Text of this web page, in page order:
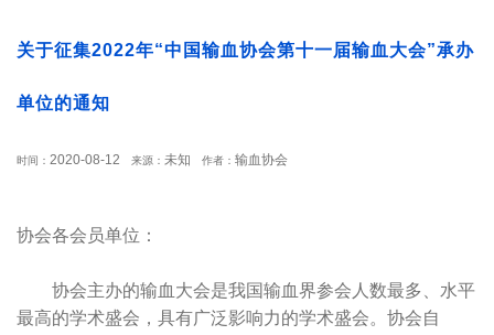
关于征集2022年“中国输血协会第十一届输血大会”承办
单位的通知
时间： 2020-08-12 来源： 未知 作者： 输血协会
协会各会员单位：
协会主办的输血大会是我国输血界参会人数最多、水平
最高的学术盛会，具有广泛影响力的学术盛会。协会自